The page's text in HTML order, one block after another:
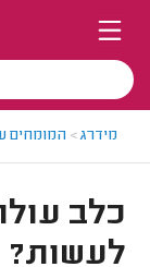
מידרג> המומחים
כלב
לעשות?